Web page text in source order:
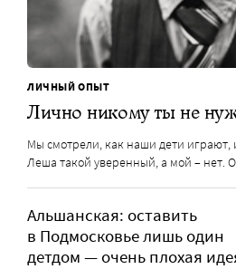
ЛИЧНЫЙ ОПЫТ
Лично никому ты не
Мы смотрели, как наши дети играют,
Леша такой уверенный, а мой – нет.
Альшанская: оставить
в Подмосковье лишь один
детдом — очень плохая